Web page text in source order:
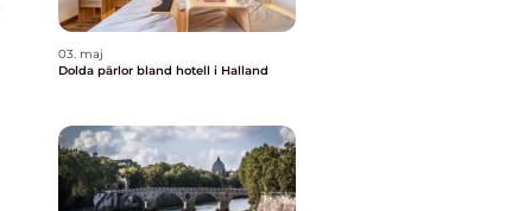
03. maj
Dolda pärlor bland hotell i Halland